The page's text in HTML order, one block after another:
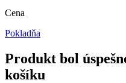
Cena
Pokladňa
Produkt bol
košíku